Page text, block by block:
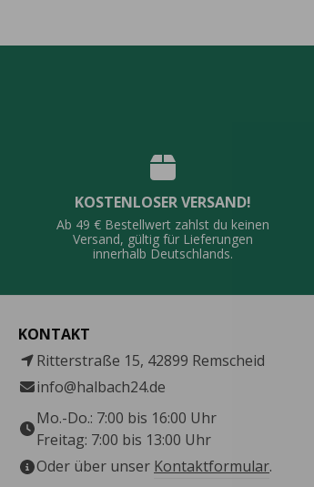
KOSTENLOSER VERSAND!
Ab 49 € Bestellwert zahlst du keinen
Versand, gültig für Lieferungen
innerhalb Deutschlands.
KONTAKT
Ritterstraße 15, 42899 Remscheid
info@halbach24.de
Mo.-Do.: 7:00 bis 16:00 Uhr
Freitag: 7:00 bis 13:00 Uhr
Oder über unser Kontaktformular.